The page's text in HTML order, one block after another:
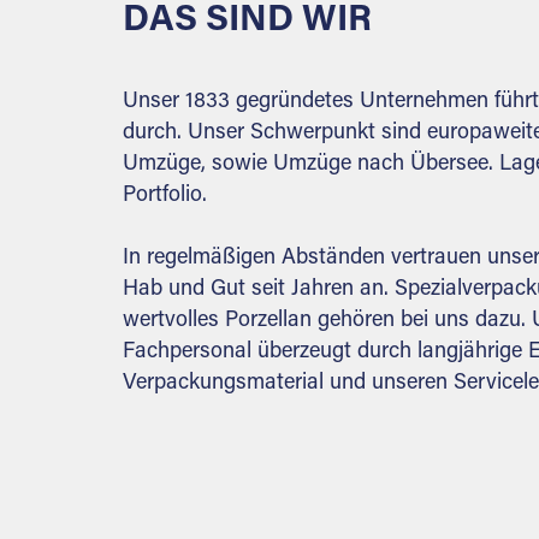
konzipiert.
was
nicht
in
eine
vier
Standard-
Lagerboxen
passt
wird
vom
DAS SIND WIR
Unser 1833 gegründetes Unternehmen
durch. Unser Schwerpunkt sind
Umzüge, sowie Umzüge nach Übersee.
Portfolio.
In regelmäßigen Abständen vertrauen
Hab und Gut seit Jahren an.
wertvolles Porzellan gehören bei uns dazu.
Fachpersonal überzeugt durch langjährige
Verpackungsmaterial und unseren